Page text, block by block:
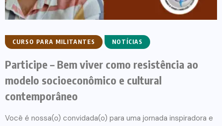
CURSO PARA MILITANTES NOTÍCIAS
Participe – Bem viver como resistência ao
modelo socioeconômico e cultural
contemporâneo
Você é nossa(o) convidada(o) para uma jornada inspiradora e